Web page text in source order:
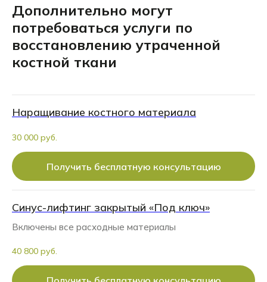
Дополнительно могут
потребоваться услуги по
восстановлению утраченной
костной ткани
Наращивание костного материала
30 000 руб.
Получить бесплатную консультацию
Синус-лифтинг закрытый «Под ключ»
Включены все расходные материалы
40 800 руб.